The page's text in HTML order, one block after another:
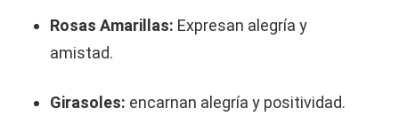
Rosas Amarillas: Expresan alegría y
amistad.
Girasoles: encarnan alegría y positividad.